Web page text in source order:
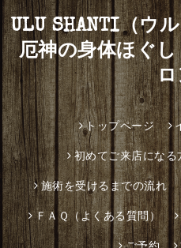
ULU SHANTI（ウ
厄神の身体ほぐ
ロ
トップページ
初めてご来店になる
施術を受けるまでの流れ
ＦＡＱ（よくある質問）